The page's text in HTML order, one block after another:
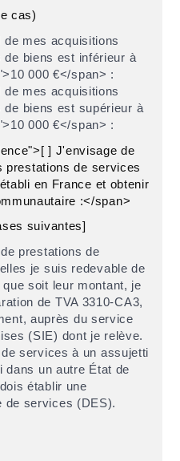
cas)
de mes acquisitions
de biens est inférieur à
000 €</span> :
de mes acquisitions
de biens est supérieur à
000 €</span> :
] J'envisage de
prestations de services
en France et obtenir
:</span>
suivantes]
prestations de
je suis redevable de
soit leur montant, je
de TVA 3310-CA3,
auprès du service
(SIE) dont je relève.
services à un assujetti
dans un autre État de
établir une
de services (DES).